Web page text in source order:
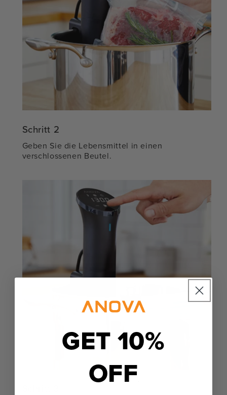
Schritt 2
Geben Sie die Lebensmittel in einen
verschlossenen Beutel.
GET 10%
OFF